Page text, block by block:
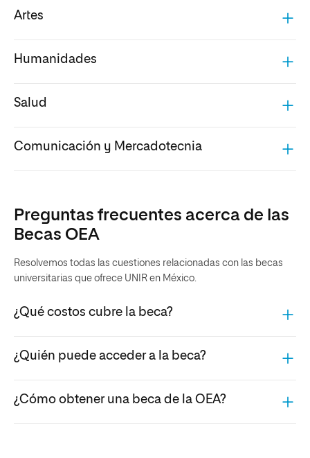
Artes
Humanidades
Salud
Comunicación y Mercadotecnia
Preguntas frecuentes acerca de las
Becas OEA
Resolvemos todas las cuestiones relacionadas con las becas
universitarias que ofrece UNIR en México.
¿Qué costos cubre la beca?
¿Quién puede acceder a la beca?
¿Cómo obtener una beca de la OEA?